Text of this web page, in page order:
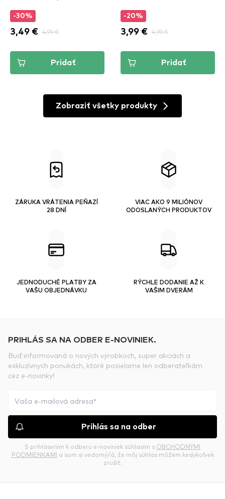
-30%
3,49 € 4,99 €
Pridať
-20%
3,99 € 4,99 €
Pridať
Zobraziť všetky produkty
ZÁRUKA VRÁTENIA PEŇAZÍ
28 DNÍ
VIAC AKO 9 MILIÓNOV
ODOSLANÝCH PRODUKTOV
JEDNODUCHÉ PLATBY ZA
VAŠU OBJEDNÁVKU
RÝCHLE DODANIE AŽ K
VAŠIM DVERÁM
PRIHLÁS SA NA ODBER E-NOVINIEK.
Buď informovaná o nových výrobkoch, super akciách a
exkluzívnych ponukách, ktoré posielame len odberateľkám
cez e-novinky!
Prihlás sa na odber
S prihlásením k odberu e-noviniek súhlasím s OBCHODNÝMI
PODMIENKAMI a som si vedomý/á, že môj súhlas môžem kedykoľvek
zrušiť.